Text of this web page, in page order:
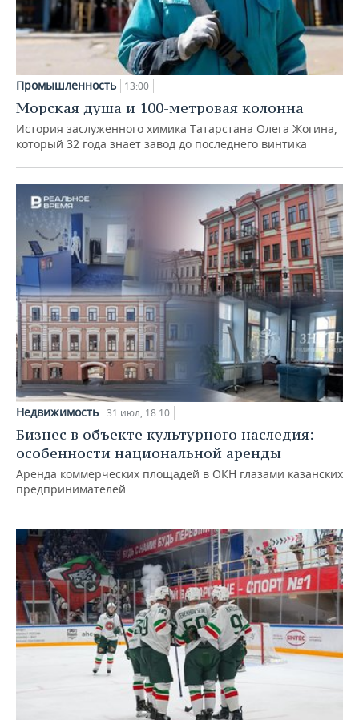
Промышленность 13:00
Морская душа и 100-метровая колонна
История заслуженного химика Татарстана Олега Жогина,
который 32 года знает завод до последнего винтика
Недвижимость 31 июл, 18:10
Бизнес в объекте культурного наследия:
особенности национальной аренды
Аренда коммерческих площадей в ОКН глазами казанских
предпринимателей